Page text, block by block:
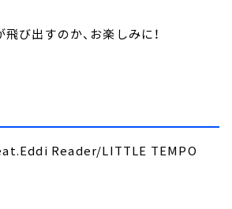
び出すのか、お楽しみに！
Reader/LITTLE TEMPO